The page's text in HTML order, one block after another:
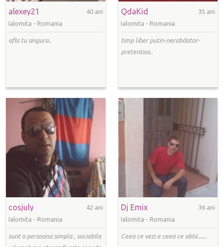
alexey21
40 ani
Ialomita - Romania
afla tu singura..
QdaKid
35 ani
Ialomita - Romania
timp liber putin-nerabdator-
pretentios..
cosjuly
42 ani
Ialomita - Romania
sunt o persoana simpla , sociabila
Dj Emix
36 ani
Ialomita - Romania
Ceea ce vezi e ceea ce obtii......